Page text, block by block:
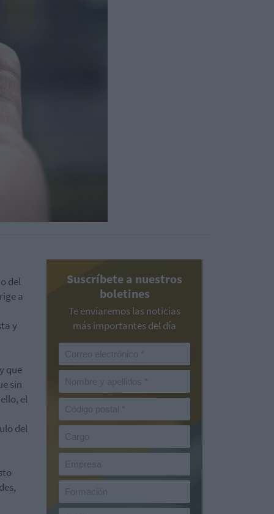
del
a
y
que
sin
el
del
Suscríbete a nuestros
boletines
Te enviaremos las noticias
más importantes del día